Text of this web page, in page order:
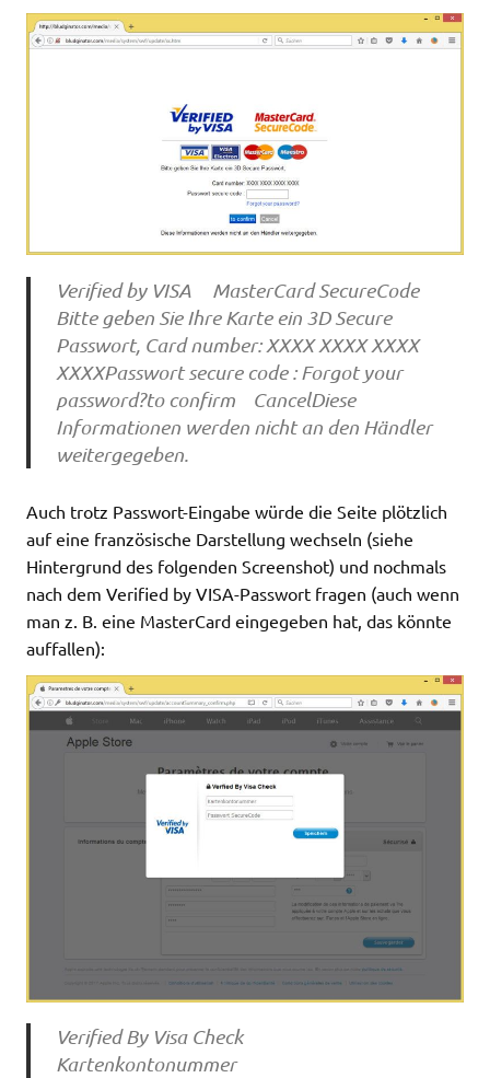
Verified by VISA MasterCard SecureCode
Bitte geben Sie Ihre Karte ein 3D Secure
Passwort, Card number: XXXX XXXX XXXX
XXXXPasswort secure code : Forgot your
password?to confirm CancelDiese
Informationen werden nicht an den Händler
weitergegeben.
Auch trotz Passwort-Eingabe würde die Seite plötzlich
auf eine französische Darstellung wechseln (siehe
Hintergrund des folgenden Screenshot) und nochmals
nach dem Verified by VISA-Passwort fragen (auch wenn
man z. B. eine MasterCard eingegeben hat, das könnte
auffallen):
Verified By Visa Check
Kartenkontonummer